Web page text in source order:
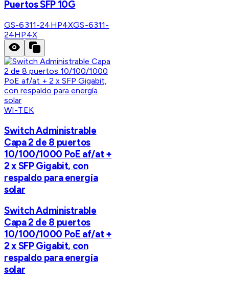
Puertos SFP 10G
GS-6311-24HP4XGS-6311-
24HP4X
WI-TEK
Switch Administrable
Capa 2 de 8 puertos
10/100/1000 PoE af/at +
2 x SFP Gigabit, con
respaldo para energía
solar
Switch Administrable
Capa 2 de 8 puertos
10/100/1000 PoE af/at +
2 x SFP Gigabit, con
respaldo para energía
solar